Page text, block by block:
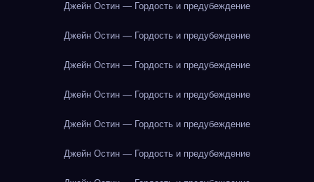
Джейн Остин — Гордость и предубеждение
Джейн Остин — Гордость и предубеждение
Джейн Остин — Гордость и предубеждение
Джейн Остин — Гордость и предубеждение
Джейн Остин — Гордость и предубеждение
Джейн Остин — Гордость и предубеждение